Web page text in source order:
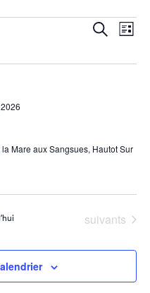
et
vues
Recherche
Liste
Mare aux Sangsues, Hautot Sur
Évènements
suivants